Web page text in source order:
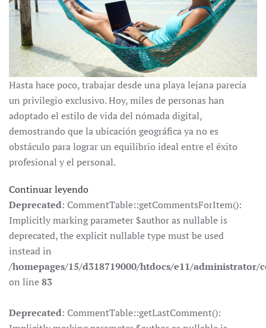
Hasta hace poco, trabajar desde una playa lejana parecía
un privilegio exclusivo. Hoy, miles de personas han
adoptado el estilo de vida del nómada digital,
demostrando que la ubicación geográfica ya no es
obstáculo para lograr un equilibrio ideal entre el éxito
profesional y el personal.
Continuar leyendo
Deprecated: CommentTable::getCommentsForItem():
Implicitly marking parameter $author as nullable is
deprecated, the explicit nullable type must be used
instead in
/homepages/15/d318719000/htdocs/e11/
on line83
Deprecated: CommentTable::getLastComment():